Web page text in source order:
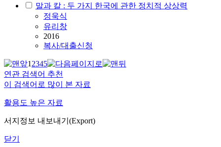
말과 칼 : 두 가지 한국에 관한 정치적 상상력
정욱식
유리창
2016
복사/대출신청
12345
연관 검색어 추천
이 검색어로 많이 본 자료
활용도 높은 자료
서지정보 내보내기(Export)
닫기